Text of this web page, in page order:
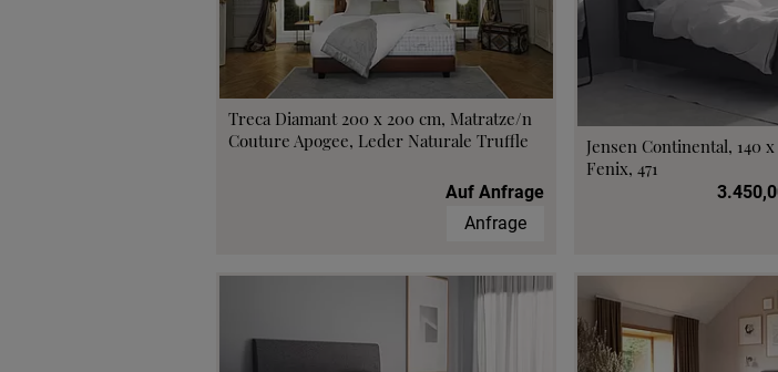
Treca Diamant 200 x 200 cm, Matratze/n
Couture Apogee, Leder Naturale Truffle
Auf Anfrage
Anfrage
Jensen Continental, 140
Fenix, 471